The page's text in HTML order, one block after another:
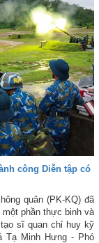
công Diễn tập có
quân (PK-KQ) đã
phần thực binh và
sĩ quan chỉ huy kỹ
Tạ Minh Hưng - Phó